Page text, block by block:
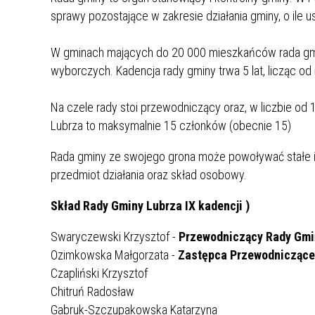
ZAGRODOWA HODOWLA ZWIERZYNY
INSTYTUCJI
ZROBIĆ ?
DYŻURY APTEK W 2024R. NA TERENIE
WZORY DOKUMENTÓW DO
ZAGROŻENIA WIRUSEM PTASIEJ
GRYPY
ROZPORZĄDZENIE WOJEWODY
LUBUSKIEGO Z DNIA 24 WRZEŚNIA
ROZPORZĄDZENIE W SPRAWIE
ZWALCZANIA WYSOCE ZJADLIWEJ
GRYPY PTAKÓW (HPAI) NA TERENIE
POWIATU ŚWIEBODZIŃSKIEGO ORAZ
POWIATU ZIELONOGÓRSKIEGO
ROZPORZĄDZENIE WOJEWODY
LUBUSKIEGO Z DNIA 13 KWIETNIA
2026 R.
EDYCJA 1/2021
PRZEBUDOWA DROGI GMINNEJ W M.
NR.WNIOSKU:
01/2021/7474/POLSKILAD
1.453.500.00 ZŁ
ZREALIZOWANE
EDYCJA 1/2021
REMONT NAWIERZCHNI
GMINNYCH NA ODCINKU
NR.WNIOSKU:
01/2021/7475/POLSKILAD
KWOTA WNIOSKOWANA:
4.864.000.00 ZŁ
ZREALIZOWANE
WODY W MIEJSCOWOŚCI
STAROPOLE, GMINA LUBRZA.
ROZBUDOWA STACJI UZDATNIANIA
WODY W ROMANÓWKU WRAZ Z
ŚCIEKÓW
ROZWÓJ INFRASTRUKTURY
DZIĘKI WSPARCIU EUROPEJSKIEGO
FUNDUSZU ROLNEGO
PRZEBUDOWA 2 STAWÓW
LUBRZA W MIEJSCOWOŚCI BUCZE
ORAZ ZAGÓRZE
PRZEBUDOWA 2 STAWÓW
RETENCYJNYCH NA TERENIE GMINY
sprawy pozostające w zakresie działania gminy, o ile
W gminach mających do 20 000 mieszkańców rada
wyborczych. Kadencja rady gminy trwa 5 lat, licząc
Na czele rady stoi przewodniczący oraz, w liczbie od
Lubrza to maksymalnie 15 członków (obecnie 15)
Rada gminy ze swojego grona może powoływać
przedmiot działania oraz skład osobowy.
Skład Rady Gminy Lubrza IX kadencji )
Swaryczewski Krzysztof - Przewodniczący Rady
Ozimkowska Małgorzata - Zastępca
Czapliński Krzysztof
Chitruń Radosław
Gabruk-Szczupakowska Katarzyna